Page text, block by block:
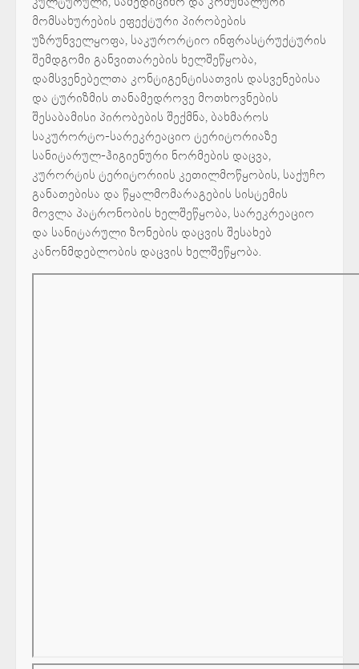
მომსახურების ეფექტური პირობების
უზრუნველყოფა, საკურორტიო ინფრასტრუქტურის
შემდგომი განვითარების ხელშეწყობა,
დამსვენებელთა კონტიგენტისათვის დასვენებისა
და ტურიზმის თანამედროვე მოთხოვნების
შესაბამისი პირობების შექმნა, ბახმაროს
საკურორტო-სარეკრეაციო ტერიტორიაზე
სანიტარულ-ჰიგიენური ნორმების დაცვა,
კურორტის ტერიტორიის კეთილმოწყობის, საქუჩო
განათებისა და წყალმომარაგების სისტემის
მოვლა პატრონობის ხელშეწყობა, სარეკრეაციო
და სანიტარული ზონების დაცვის შესახებ
კანონმდებლობის დაცვის ხელშეწყობა.